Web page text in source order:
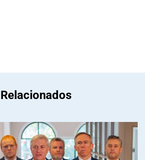
Relacionados